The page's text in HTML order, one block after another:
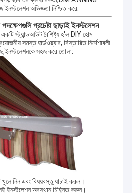
অভিজ্ঞতা নিশ্চিত করে.
প্রচেষ্টা ছাড়াই ইনস্টলেশন
স্ট্যান্ডআউট বৈশিষ্ট্য হ'ল DIY হোম
সমস্ত হার্ডওয়্যার, বিস্তারিত নির্দেশাবলী
সহজ করে তোলা:
নিন এবং বিষয়বস্তু যাচাই করুন।
ইনস্টলেশন অবস্থান চিহ্নিত করুন।